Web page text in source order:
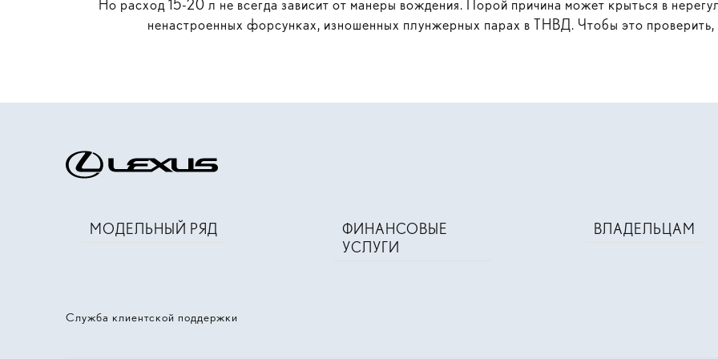
Но расход 15-20 л не всегда зависит от манеры вождения. Порой причина может крыться в
ненастроенных форсунках, изношенных плунжерных парах в ТНВД. Чтобы это проверить,
Служба клиентской поддержки
МОДЕЛЬНЫЙ РЯД
ФИНАНСОВЫЕ
УСЛУГИ
ВЛАДЕЛЬЦАМ